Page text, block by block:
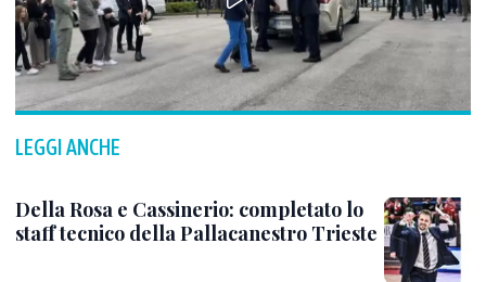
LEGGI ANCHE
Della Rosa e Cassinerio: completato lo
staff tecnico della Pallacanestro Trieste